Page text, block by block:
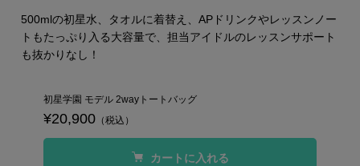
500mlの初星水、タオルに着替え、APドリンクやレッスンノー
トもたっぷり入る大容量で、担当アイドルのレッスンサポート
も抜かりなし！
初星学園 モデル 2wayトートバッグ
¥20,900 （税込）
カートに入れる